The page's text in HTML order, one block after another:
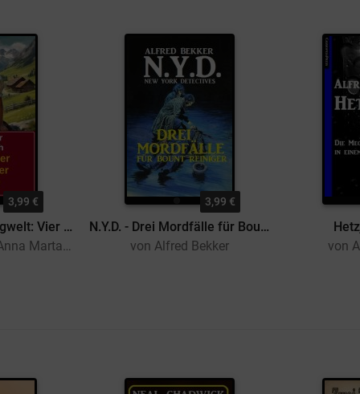
3,99 €
Neues aus der Bergwelt: Vier Bergromane
von Alfred Bekker, Anna Martach
3,99 €
N.Y.D. - Drei Mordfälle für Bount Reiniger (New York Detectives)
von Alfred Bekker
von